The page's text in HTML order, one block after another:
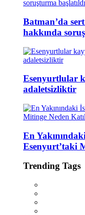
Batman’da
hakkında
Esenyurtlular
adaletsizliktir
En
Esenyurt’taki
Trending Tags